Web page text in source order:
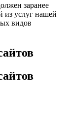
заранее
из услуг нашей
видов